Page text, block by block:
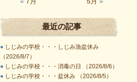
最近の記事
● しじみの学校・・・しじみ漁盆休み
（2026/8/7）
● しじみの学校・・・消毒の日 （2026/8/6）
● しじみの学校・・・盆休み （2026/8/5）